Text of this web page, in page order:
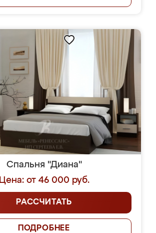
Спальня "Диана"
Цена: от 46 000 руб.
РАССЧИТАТЬ
ПОДРОБНЕЕ